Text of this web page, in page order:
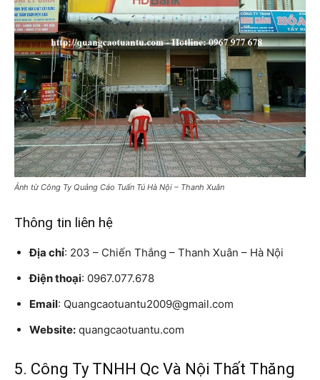
Ảnh từ Công Ty Quảng Cáo Tuấn Tú Hà Nội – Thanh Xuân
Thông tin liên hệ
Địa chỉ: 203 – Chiến Thắng – Thanh Xuân – Hà Nội
Điện thoại: 0967.077.678
Email: Quangcaotuantu2009@gmail.com
Website: quangcaotuantu.com
5. Công Ty TNHH Qc Và Nội Thất Thăng